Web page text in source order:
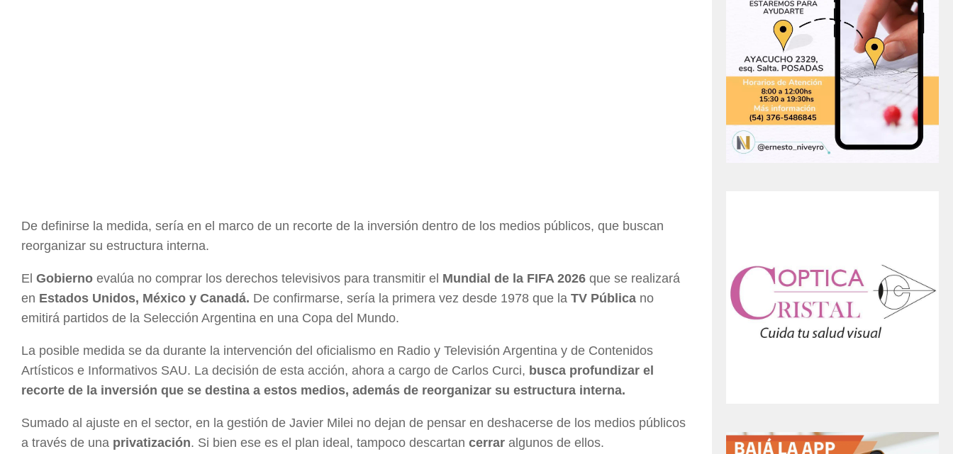
De definirse la medida, sería en el marco de un recorte de la inversión dentro de los medios públicos, que buscan
reorganizar su estructura interna.
El Gobierno evalúa no comprar los derechos televisivos para transmitir el Mundial de la FIFA 2026 que se realizará
en Estados Unidos, México y Canadá. De confirmarse, sería la primera vez desde 1978 que la TV Pública no
emitirá partidos de la Selección Argentina en una Copa del Mundo.
La posible medida se da durante la intervención del oficialismo en Radio y Televisión Argentina y de Contenidos
Artísticos e Informativos SAU. La decisión de esta acción, ahora a cargo de Carlos Curci, busca profundizar el
recorte de la inversión que se destina a estos medios, además de reorganizar su estructura interna.
Sumado al ajuste en el sector, en la gestión de Javier Milei no dejan de pensar en deshacerse de los medios públicos
a través de una privatización. Si bien ese es el plan ideal, tampoco descartan cerrar algunos de ellos.